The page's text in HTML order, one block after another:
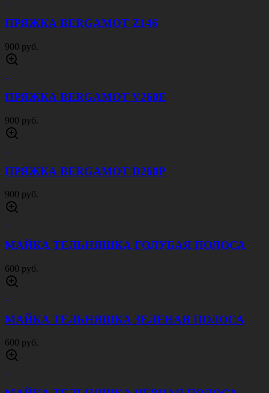
ПРЯЖКА BERGAMOT Z146
900 руб.
ПРЯЖКА BERGAMOT V260E
900 руб.
ПРЯЖКА BERGAMOT D260P
900 руб.
МАЙКА ТЕЛЬНЯШКА ГОЛУБАЯ ПОЛОСА
600 руб.
МАЙКА ТЕЛЬНЯШКА ЗЕЛЕНАЯ ПОЛОСА
600 руб.